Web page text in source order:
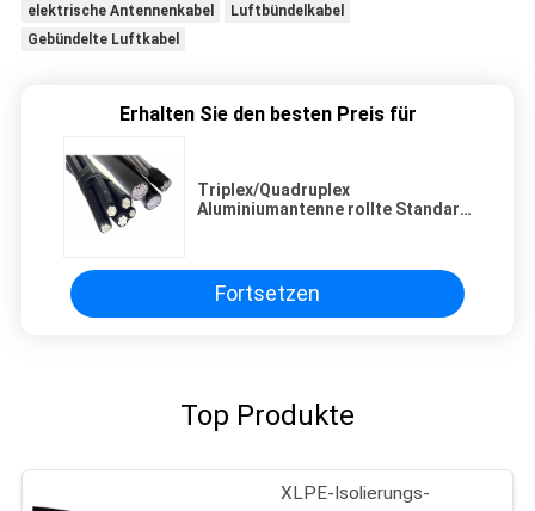
elektrische Antennenkabel
Luftbündelkabel
Gebündelte Luftkabel
Erhalten Sie den besten Preis für
Triplex/Quadruplex
Aluminiumantenne rollte Standard
Fortsetzen
Top Produkte
XLPE-Isolierungs-